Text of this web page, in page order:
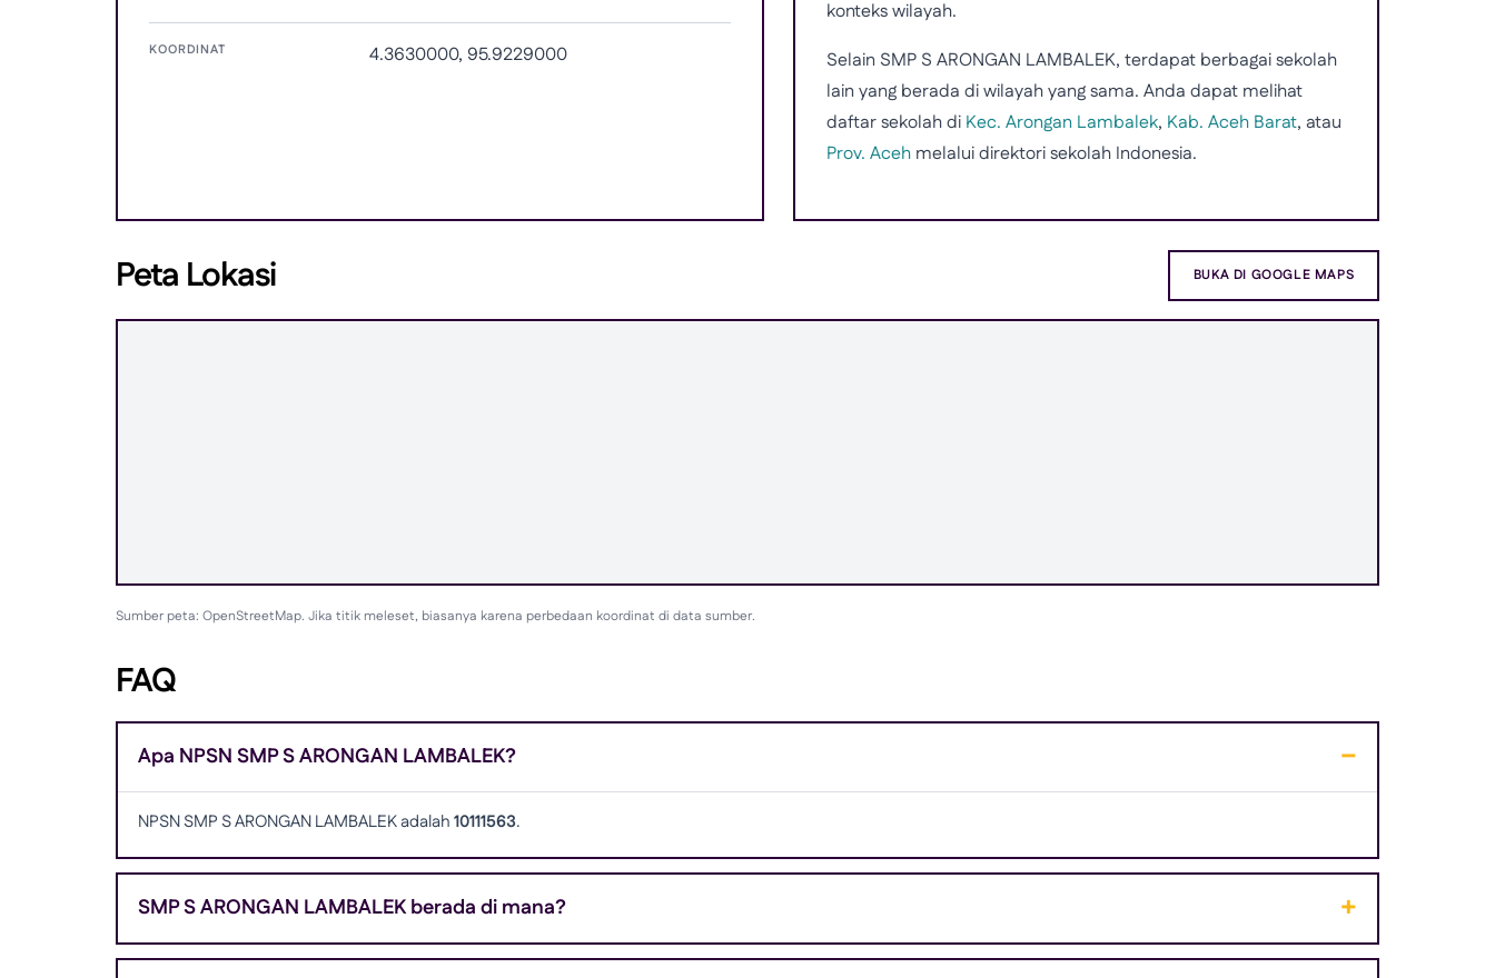
KOORDINAT 4.3630000, 95.9229000
konteks wilayah.
Selain SMP S ARONGAN LAMBALEK, terdapat berbagai sekolah
lain yang berada di wilayah yang sama. Anda dapat melihat
daftar sekolah di Kec. Arongan Lambalek, Kab. Aceh Barat, atau
Prov. Acehmelalui direktori sekolah Indonesia.
Peta Lokasi BUKA DI GOOGLE MAPS
Sumber peta: OpenStreetMap. Jika titik meleset, biasanya karena perbedaan koordinat di data sumber.
FAQ
Apa NPSN SMP S ARONGAN LAMBALEK?
NPSN SMP S ARONGAN LAMBALEK adalah10111563.
SMP S ARONGAN LAMBALEK berada di mana?